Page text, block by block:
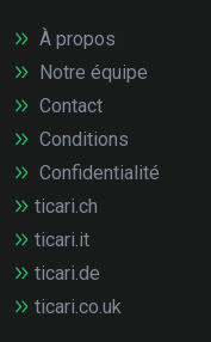
À propos
Notre équipe
Contact
Conditions
Confidentialité
ticari.ch
ticari.it
ticari.de
ticari.co.uk